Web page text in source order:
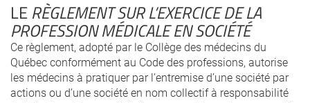
LE RÈGLEMENT SUR L’EXERCICE DE LA
PROFESSION MÉDICALE EN SOCIÉTÉ
Ce règlement, adopté par le Collège des médecins du
Québec conformément au Code des professions, autorise
les médecins à pratiquer par l’entremise d’une société par
actions ou d’une société en nom collectif à responsabilité